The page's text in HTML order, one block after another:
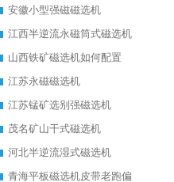
安徽小型强磁磁选机
江西半逆流永磁筒式磁选机
山西铁矿磁选机如何配置
江苏永磁磁选机
江苏锰矿选别强磁选机
茂名矿山干式磁选机
河北半逆流湿式磁选机
青海平板磁选机皮带老跑偏